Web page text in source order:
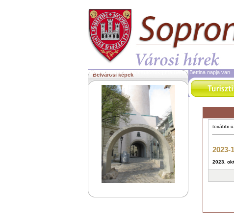
2026. augusztus 6.csütörtök | ma Berta, Bettina napja van
Belvárosi képek